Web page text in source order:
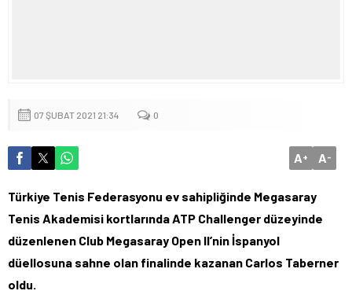
07 ŞUBAT 2021 21:34 0
A+ A-
Türkiye Tenis Federasyonu ev sahipliğinde Megasaray
Tenis Akademisi kortlarında ATP Challenger düzeyinde
düzenlenen Club Megasaray Open II’nin İspanyol
düellosuna sahne olan finalinde kazanan Carlos Taberner
oldu.